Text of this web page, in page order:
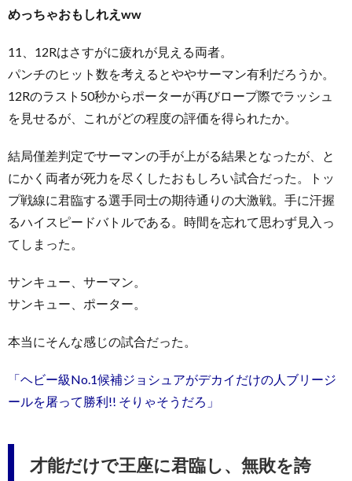
めっちゃおもしれえww
11、12Rはさすがに疲れが見える両者。
パンチのヒット数を考えるとややサーマン有利だろうか。
12Rのラスト50秒からポーターが再びロープ際でラッシュ
を見せるが、これがどの程度の評価を得られたか。
結局僅差判定でサーマンの手が上がる結果となったが、と
にかく両者が死力を尽くしたおもしろい試合だった。トッ
プ戦線に君臨する選手同士の期待通りの大激戦。手に汗握
るハイスピードバトルである。時間を忘れて思わず見入っ
てしまった。
サンキュー、サーマン。
サンキュー、ポーター。
本当にそんな感じの試合だった。
「ヘビー級No.1候補ジョシュアがデカイだけの人ブリージ
ールを屠って勝利!! そりゃそうだろ」
才能だけで王座に君臨し、無敗を誇